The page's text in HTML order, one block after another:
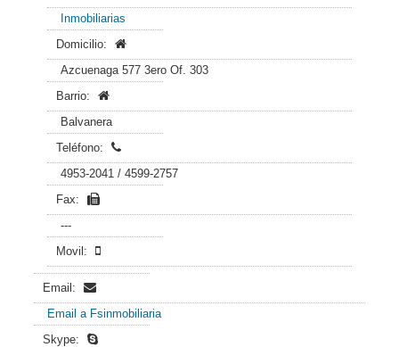
Inmobiliarias
Domicilio:
Azcuenaga 577 3ero Of. 303
Barrio:
Balvanera
Teléfono:
4953-2041 / 4599-2757
Fax:
---
Movil:
Email:
Email a Fsinmobiliaria
Skype: